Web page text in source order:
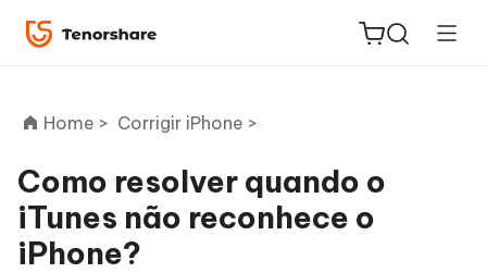
ReiBoot
for iOS
Home > Corrigir iPhone >
Como resolver quando o
iTunes não reconhece o
iPhone?